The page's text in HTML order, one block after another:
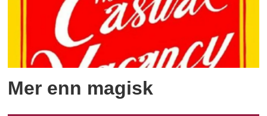
Mer enn magisk